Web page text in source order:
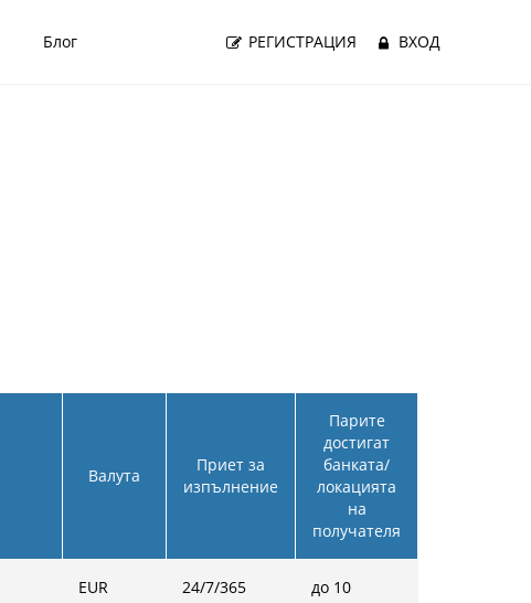
Блог РЕГИСТРАЦИЯ ВХОД
Валута
Приет за
изпълнение
Парите
достигат
банката/
локацията
на
получателя
EUR 24/7/365
до 10